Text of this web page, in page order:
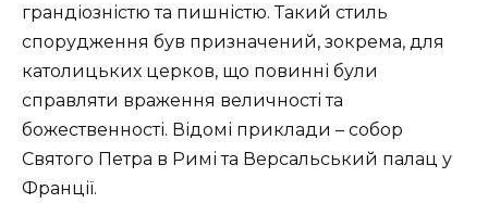
грандіозністю та пишністю. Такий стиль
спорудження був призначений, зокрема, для
католицьких церков, що повинні були
справляти враження величності та
божественності. Відомі приклади – собор
Святого Петра в Римі та Версальський палац у
Франції.